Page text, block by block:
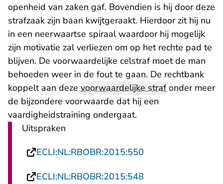
openheid van zaken gaf. Bovendien is hij door deze
strafzaak zijn baan kwijtgeraakt. Hierdoor zit hij nu
in een neerwaartse spiraal waardoor hij mogelijk
zijn motivatie zal verliezen om op het rechte pad te
blijven. De voorwaardelijke celstraf moet de man
behoeden weer in de fout te gaan. De rechtbank
koppelt aan deze voorwaardelijke strafonder meer
de bijzondere voorwaarde dat hij een
vaardigheidstraining ondergaat.
Uitspraken
ECLI:NL:RBOBR:2015:550
ECLI:NL:RBOBR:2015:548